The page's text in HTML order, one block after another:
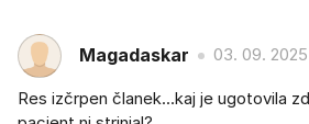
Magadaskar 03. 09. 2025
Res izčrpen članek...kaj je ugotovila